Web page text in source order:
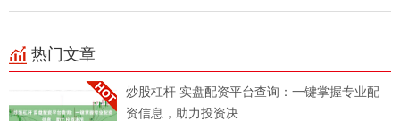
热门文章
炒股杠杆 实盘配资平台查询：一键掌握专业配
资信息，助力投资决